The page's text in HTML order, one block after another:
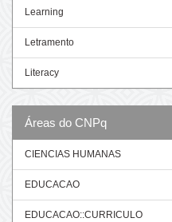
Learning
Letramento
Literacy
Áreas do CNPq
CIENCIAS HUMANAS
EDUCACAO
EDUCACAO::CURRICULO